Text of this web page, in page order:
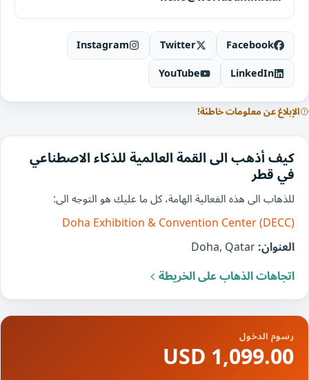
Facebook
Twitter
Instagram
LinkedIn
YouTube
الإبلاغ عن معلومات خاطئة!
كيف أذهب الى القمة العالمية للذكاء الاصطناعي
في قطر
للذهاب الى هذه الفعالية الهامة، كل ما عليك هو التوجه الى:
Doha Exhibition & Convention Center (DECC)
العنوان:
اتجاهات الذهاب على الخريطة
رسوم الدخول
1,099.00 USD